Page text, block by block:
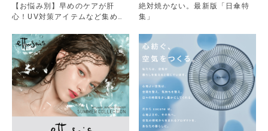
【お悩み別】早めのケアが肝
心！UV対策アイテムなど集めま
絶対焼かない。最新版「日傘特
集」